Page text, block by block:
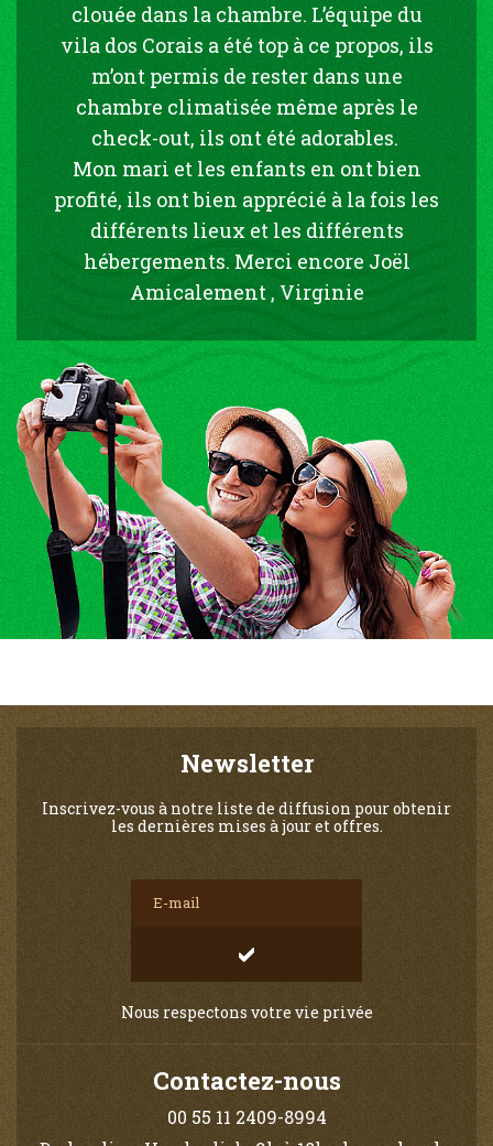
clouée dans la chambre. L’équipe du
vila dos Corais a été top à ce propos, ils
m’ont permis de rester dans une
chambre climatisée même après le
check-out, ils ont été adorables.
Mon mari et les enfants en ont bien
profité, ils ont bien apprécié à la fois les
différents lieux et les différents
hébergements. Merci encore Joël
Amicalement , Virginie
Newsletter
Inscrivez-vous à notre liste de diffusion pour obtenir
les dernières mises à jour et offres.
Nous respectons votre vie privée
Contactez-nous
00 55 11 2409-8994